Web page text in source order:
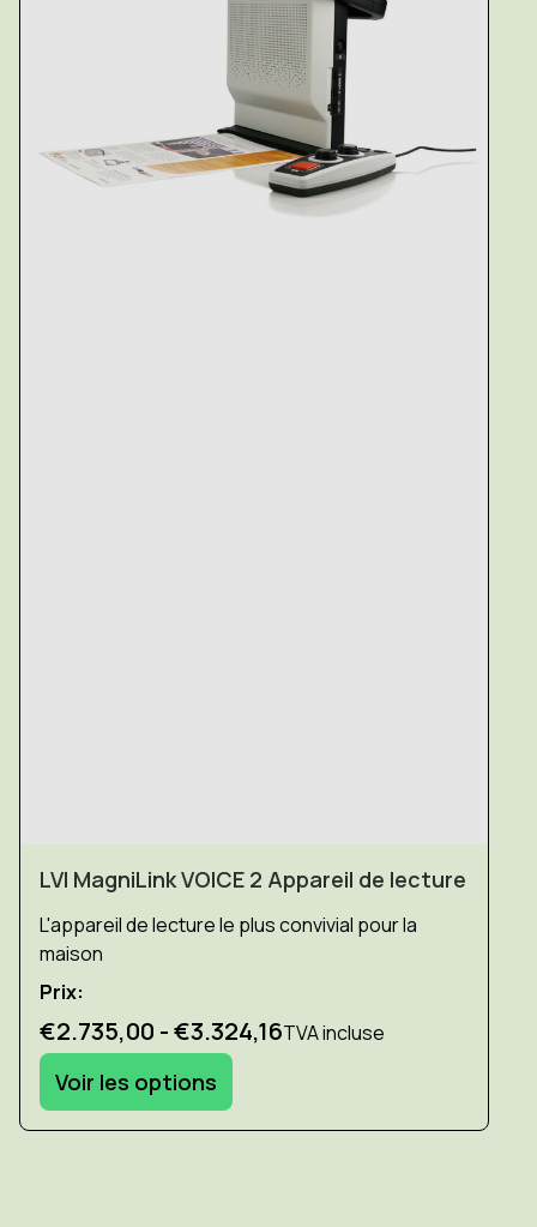
LVI MagniLink VOICE 2 Appareil de lecture
L'appareil de lecture le plus convivial pour la
maison
Prix:
€2.735,00 - €3.324,16TVA incluse
Voir les options